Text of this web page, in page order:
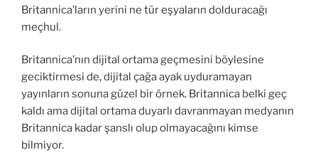
Britannica’ların yerini ne tür eşyaların dolduracağı
meçhul.
Britannica’nın dijital ortama geçmesini böylesine
geciktirmesi de, dijital çağa ayak uyduramayan
yayınların sonuna güzel bir örnek. Britannica belki geç
kaldı ama dijital ortama duyarlı davranmayan medyanın
Britannica kadar şanslı olup olmayacağını kimse
bilmiyor.